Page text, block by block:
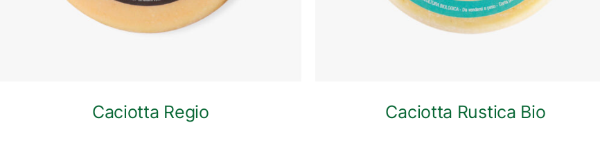
Caciotta Regio Caciotta Rustica Bio